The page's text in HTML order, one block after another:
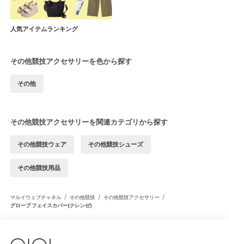
人気アイテムランキング
その他競技アクセサリーを色から探す
その他
その他競技アクセサリーを関連カテゴリから探す
その他競技ウェア その他競技シューズ
その他競技用品
マルイウェブチャネル / その他競技 / その他競技アクセサリー /
グローブ フェイスカバー(クレンゼ)